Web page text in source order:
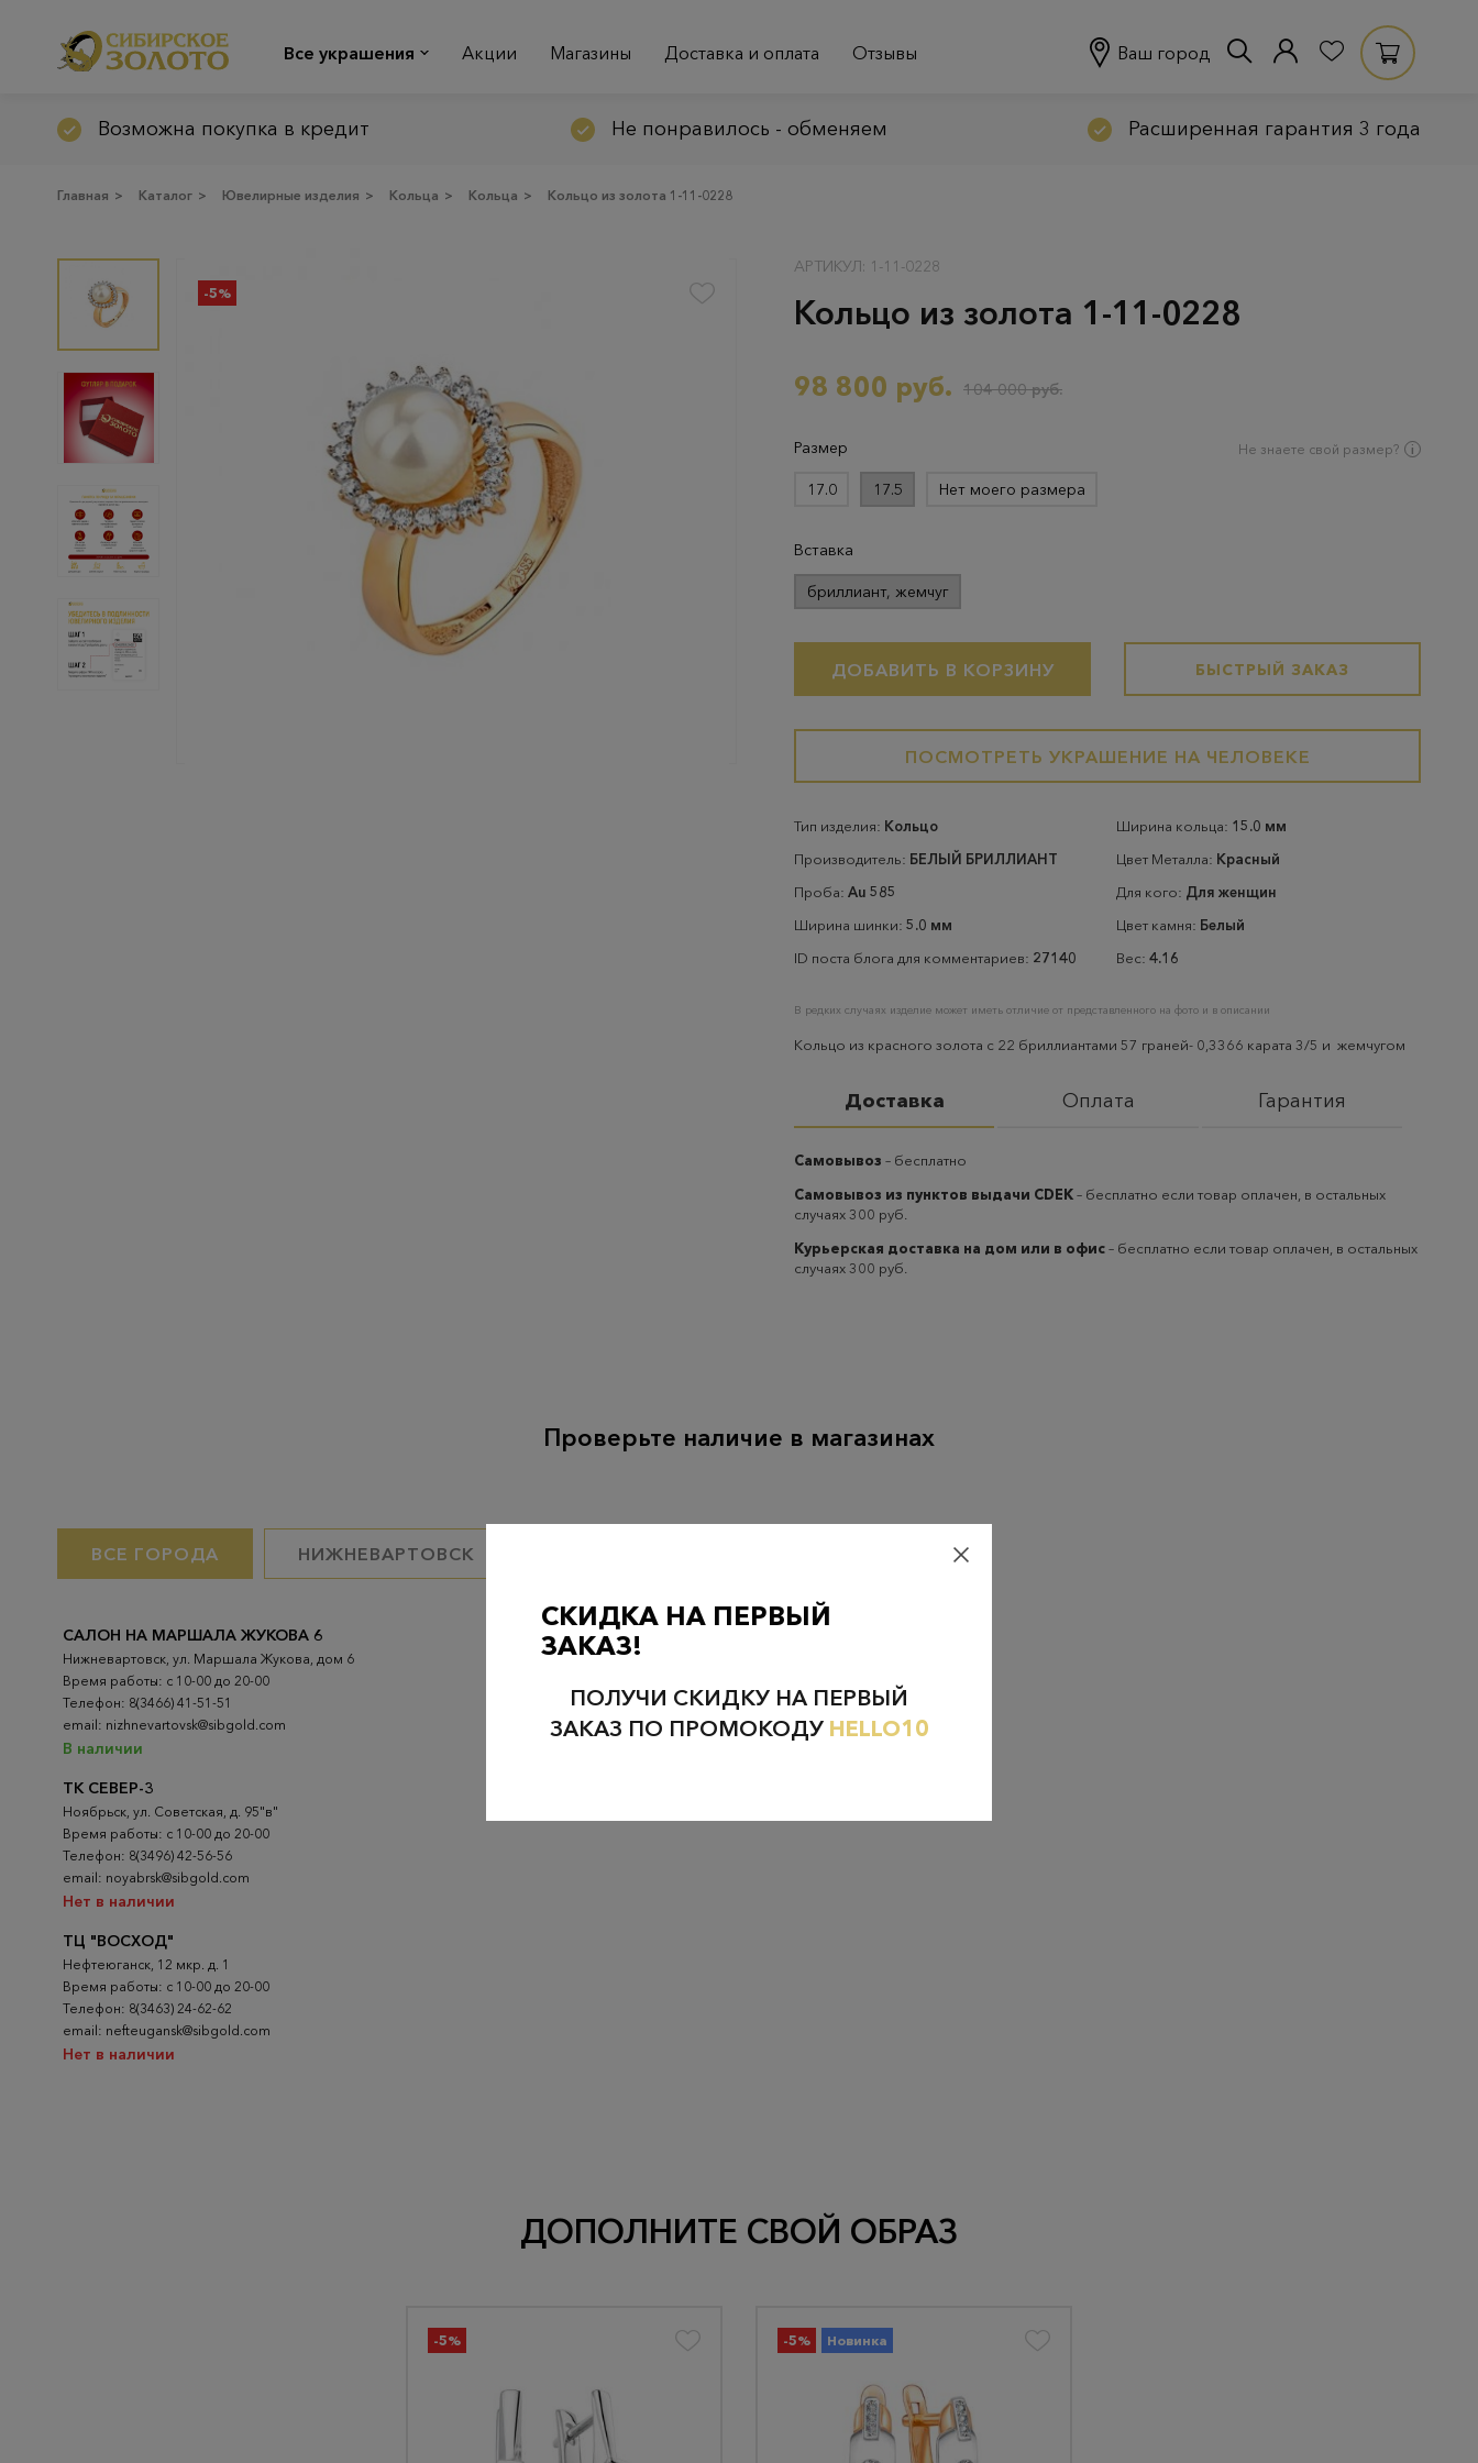
Все украшения Акции Магазины Доставка и оплата Отзывы Ваш город
Возможна покупка в кредит Не понравилось - обменяем Расширенная гарантия 3 года
Главная > Каталог > Ювелирные изделия > Кольца > Кольца > Кольцо из золота 1-11-0228
-5%
АРТИКУЛ: 1-11-0228
Кольцо из золота 1-11-0228
98 800 руб. 104 000 руб.
Размер Не знаете свой размер?
17.0 17.5 Нет моего размера
Вставка
бриллиант, жемчуг
ДОБАВИТЬ В КОРЗИНУ БЫСТРЫЙ ЗАКАЗ
ПОСМОТРЕТЬ УКРАШЕНИЕ НА ЧЕЛОВЕКЕ
Тип изделия: Кольцо
Производитель: БЕЛЫЙ БРИЛЛИАНТ
Проба: Au 585
Ширина шинки: 5.0 мм
ID поста блога для комментариев: 27140
Ширина кольца: 15.0 мм
Цвет Металла: Красный
Для кого: Для женщин
Цвет камня: Белый
Вес: 4.16
В редких случаях изделие может иметь отличие от представленного на фото и в описании
Кольцо из красного золота с 22 бриллиантами 57 граней- 0,3366 карата 3/5 и жемчугом
Доставка Оплата Гарантия
Самовывоз – бесплатно
Самовывоз из пунктов выдачи CDEK– бесплатно если товар оплачен, в остальных
случаях 300 руб.
Курьерская доставка на дом или в офис– бесплатно если товар оплачен, в остальных
случаях 300 руб.
Проверьте наличие в магазинах
ВСЕ ГОРОДА НИЖНЕВАРТОВСК
ТК СЕВЕР-3
Ноябрьск, ул. Советская, д. 95"в"
Время работы: с 10-00 до 20-00
Телефон: 8(3496) 42-56-56
email: noyabrsk@sibgold.com
Нет в наличии
ТЦ "ВОСХОД"
Нефтеюганск, 12 мкр. д. 1
Время работы: с 10-00 до 20-00
Телефон: 8(3463) 24-62-62
email: nefteugansk@sibgold.com
Нет в наличии
САЛОН НА МАРШАЛА ЖУКОВА 6
Нижневартовск, ул. Маршала Жукова, дом 6
Время работы: с 10-00 до 20-00
Телефон: 8(3466) 41-51-51
email: nizhnevartovsk@sibgold.com
В наличии
ДОПОЛНИТЕ СВОЙ ОБРАЗ
-5% -5% Новинка
СКИДКА НА ПЕРВЫЙ
ЗАКАЗ!
ПОЛУЧИ СКИДКУ НА ПЕРВЫЙ
ЗАКАЗ ПО ПРОМОКОДУ HELLO10